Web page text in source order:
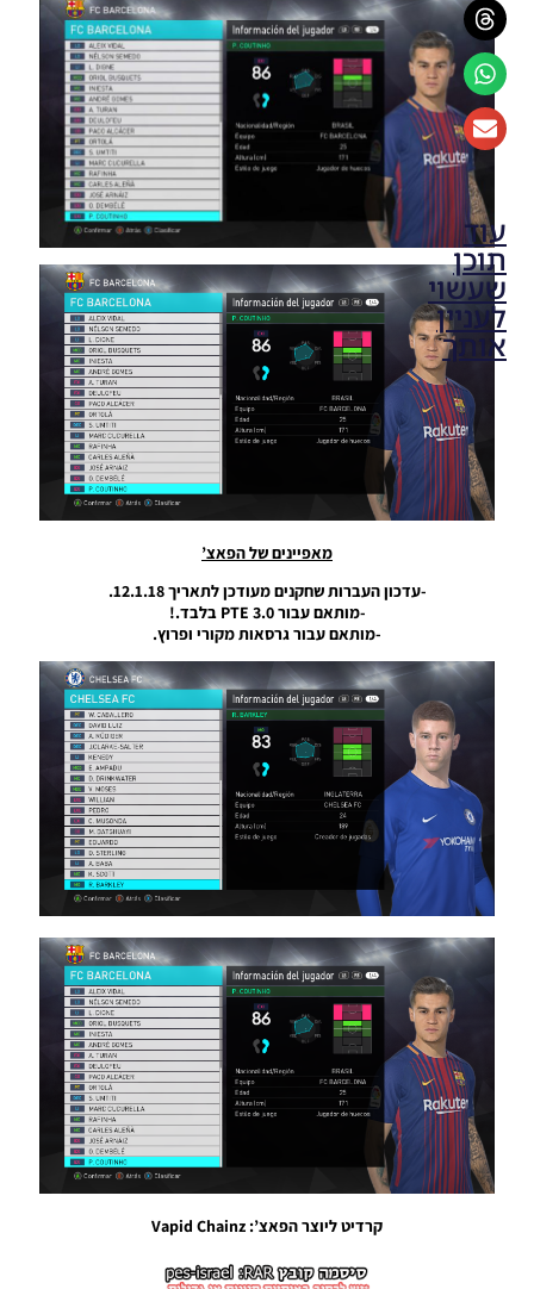
מאפיינים של הפאצ’
-עדכון העברות שחקנים מעודכן לתאריך 12.1.18.
-מותאם עבור PTE 3.0 בלבד.!
-מותאם עבור גרסאות מקורי ופרוץ.
קרדיט ליוצר הפאצ’: Vapid Chainz
עוד
תוכן
שעשוי
לעניין
אותך
PES18
Smoke
Patch 18
V18.0.0
AIO
Patch
2018 6.0
Unofficial
Noam_r
02/10/2018
18:40
PES18 PC
/ קובץ
עדכון
העברות
עבור
גרסה
תיקון PTE
Noam_r
24/08/2018
23:49
PES18 PC /
AutoSwitcher